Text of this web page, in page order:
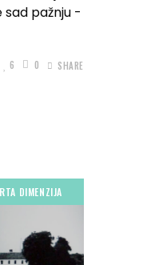
pažnju -
6 0 SHARE
DIMENZIJA